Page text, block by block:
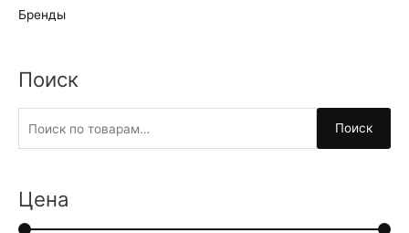
Бренды
Поиск
а
Поиск
Цена